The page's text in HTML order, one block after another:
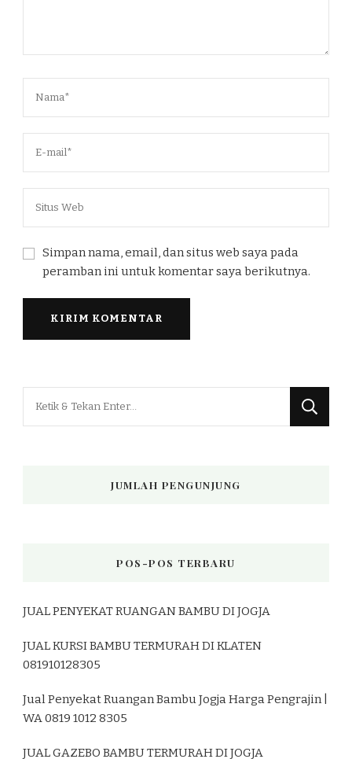
Simpan nama, email, dan situs web saya pada
peramban ini untuk komentar saya berikutnya.
Mencari
JUMLAH PENGUNJUNG
POS-POS TERBARU
JUAL PENYEKAT RUANGAN BAMBU DI JOGJA
JUAL KURSI BAMBU TERMURAH DI KLATEN
081910128305
Jual Penyekat Ruangan Bambu Jogja Harga Pengrajin |
WA 0819 1012 8305
JUAL GAZEBO BAMBU TERMURAH DI JOGJA